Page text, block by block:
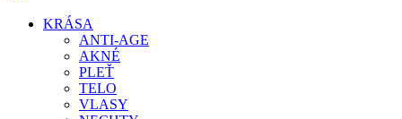
KRÁSA
ANTI-AGE
AKNÉ
PLEŤ
TELO
VLASY